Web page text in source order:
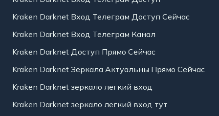
Kraken Darknet Вход Телеграм Доступ Сейчас
Kraken Darknet Вход Телеграм Канал
Kraken Darknet Доступ Прямо Сейчас
Kraken Darknet Зеркала Актуальны Прямо Сейчас
Kraken Darknet зеркало легкий вход
Kraken Darknet зеркало легкий вход тут